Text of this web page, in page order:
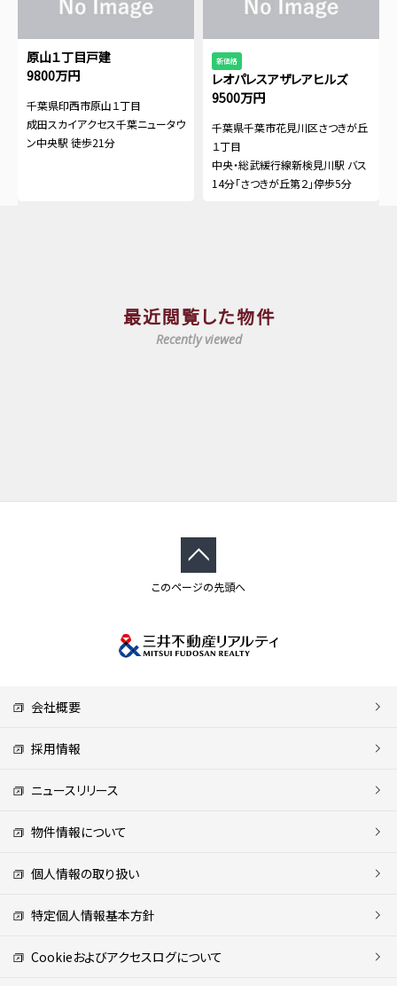
原山１丁目戸建
9800万円
千葉県印西市原山１丁目
成田スカイアクセス千葉ニュータウ
ン中央駅 徒歩21分
新価格
レオパレスアザレアヒルズ
9500万円
千葉県千葉市花見川区さつきが丘
１丁目
中央・総武緩行線新検見川駅 バス
14分「さつきが丘第２」停歩5分
最近閲覧した物件
Recently viewed
このページの先頭へ
会社概要
採用情報
ニュースリリース
物件情報について
個人情報の取り扱い
特定個人情報基本方針
Cookieおよびアクセスログについて